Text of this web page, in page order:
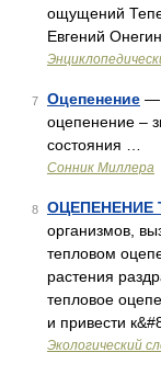
ощущений
Евгений
7 Оцепенение —
оцепенение –
состояния …
Сонник Миллера
8 ОЦЕПЕНЕНИЕ
организмов,
тепловом
растения
тепловое
и привести
Экологический